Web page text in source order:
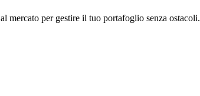
mercato per gestire il tuo portafoglio senza ostacoli.